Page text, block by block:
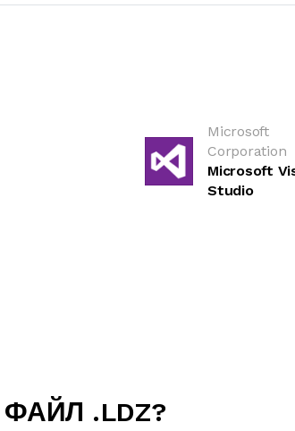
Microsoft
Corporation
Microsoft
Studio
.LDZ?